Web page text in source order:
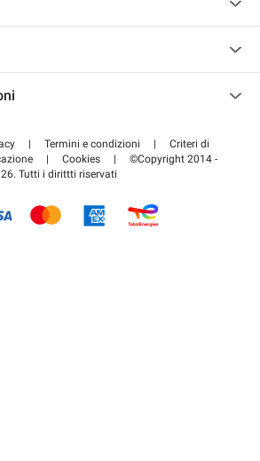
FLOW
| Termini e condizioni |
Criteri di
| Cookies |
©Copyright 2014 -
Tutti i dirittti riservati